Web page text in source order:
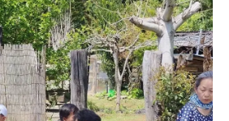
のライフスタイルと収入のバ
すための継続的なスキル向上